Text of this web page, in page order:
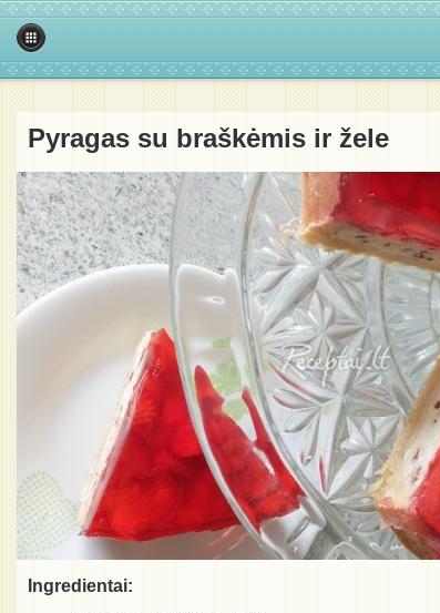
Pyragas su braškėmis ir žele
Ingredientai: